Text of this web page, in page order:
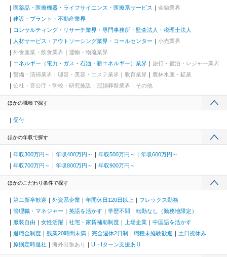
医薬品・医療機器・ライフサイエンス・医療系サービス
金融業界
建設・プラント・不動産業界
コンサルティング・リサーチ業界・専門事務所・監査法人・税理士法人
人材サービス・アウトソーシング業界・コールセンター
小売業界
外食産業・飲食業界
運輸・物流業界
エネルギー（電力・ガス・石油・新エネルギー）業界
旅行・宿泊・レジャー業界
警備・清掃業界
理容・美容・エステ業界 教育業界
農林水産・鉱業
公社・官公庁・学校・研究施設
冠婚葬祭業界 その他
ほかの職種で探す
受付
ほかの年収で探す
年収300万円～ 年収400万円～ 年収500万円～
年収600万円～
年収700万円～
年収800万円～ 年収900万円～
ほかのこだわり条件で探す
第二新卒歓迎 外資系企業 年間休日120日以上
フレックス勤務
管理職・マネジャー
英語を活かす 学歴不問
転勤なし（勤務地限定）
服装自由
女性活躍 社宅・家賃補助制度 上場企業
中国語を活かす
退職金制度
残業20時間未満 完全週休2日制 職種未経験歓迎
土日祝休み
原則定時退社
海外出張あり U・Iターン支援あり